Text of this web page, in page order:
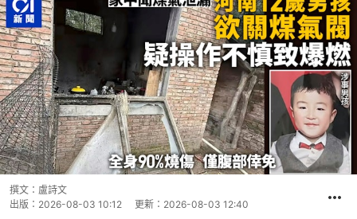
撰文： 盧詩文
出版： 2026-08-03 10:12 更新： 2026-08-03 12:40